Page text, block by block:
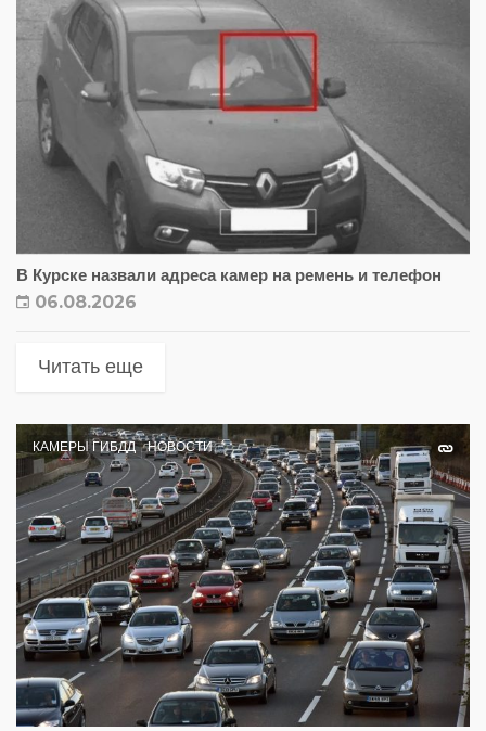
В Курске назвали адреса камер на ремень и телефон
06.08.2026
Читать еще
КАМЕРЫ ГИБДД НОВОСТИ